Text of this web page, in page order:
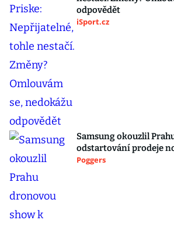
odpovědět
iSport.cz
Samsung okouzlil
odstartování prodeje
Poggers